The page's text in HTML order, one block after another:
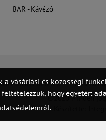
BAR - Kávézó
feltételek Hasznos
©2020 Minden
vásárlási és közösségi
hogy egyetért